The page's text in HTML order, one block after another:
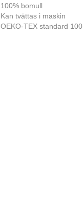
100% bomull
Kan tvättas i maskin
OEKO-TEX standard